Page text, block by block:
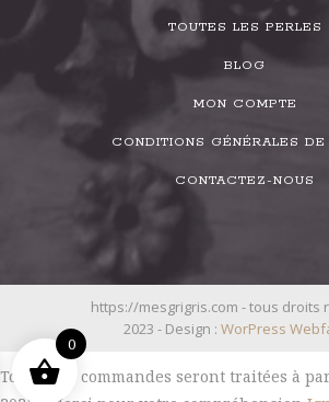
TOUTES LES PERLES
BLOG
MON COMPTE
CONDITIONS GÉNÉRALES DE
CONTACTEZ-NOUS
https://mesgrigris.com - tous droits
2023 - Design : WorPress
Toutes les commandes seront traitées à
0